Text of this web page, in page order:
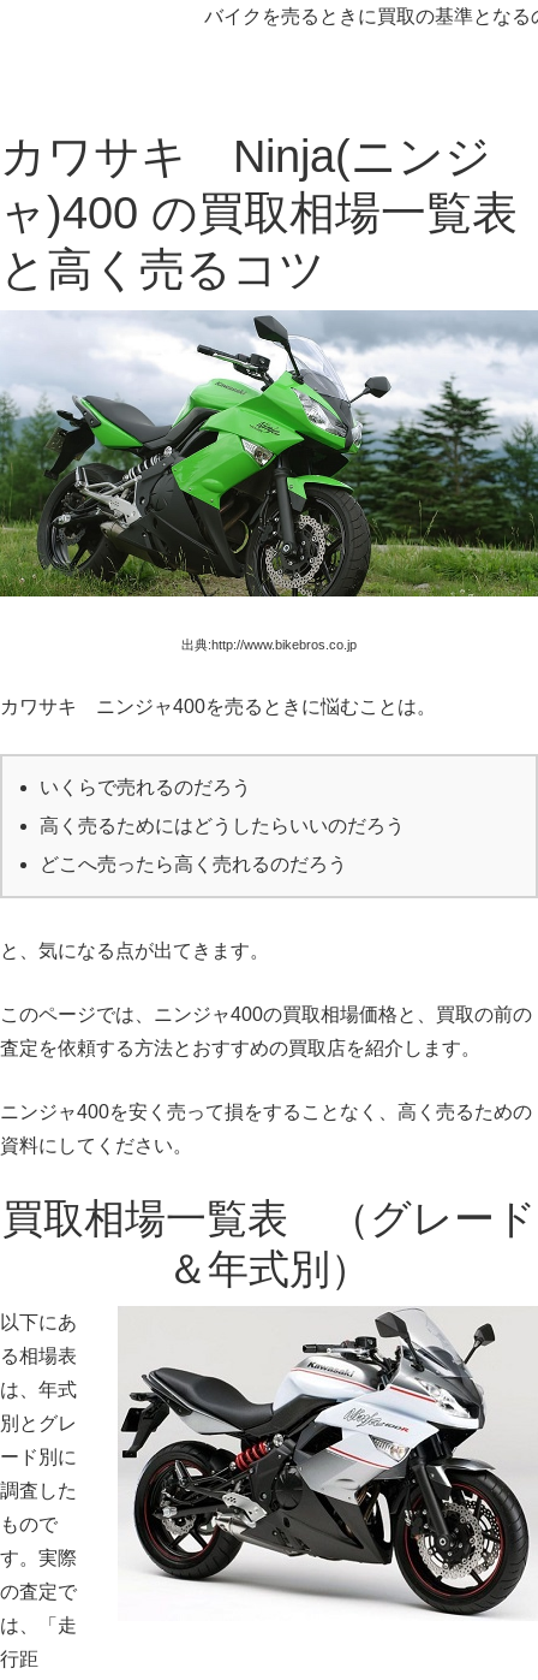
バイクを売るときに買取の基準となる
カワサキ Ninja(ニンジ
ャ)400 の買取相場一覧表
と高く売るコツ
出典:http://www.bikebros.co.jp
カワサキ ニンジャ400を売るときに悩むことは。
いくらで売れるのだろう
高く売るためにはどうしたらいいのだろう
どこへ売ったら高く売れるのだろう
と、気になる点が出てきます。
このページでは、ニンジャ400の買取相場価格と、買取の前の
査定を依頼する方法とおすすめの買取店を紹介します。
ニンジャ400を安く売って損をすることなく、高く売るための
資料にしてください。
買取相場一覧表 （グレード
＆年式別）
以下にあ
る相場表
は、年式
別とグレ
ード別に
調査した
もので
す。実際
の査定で
は、「走
行距